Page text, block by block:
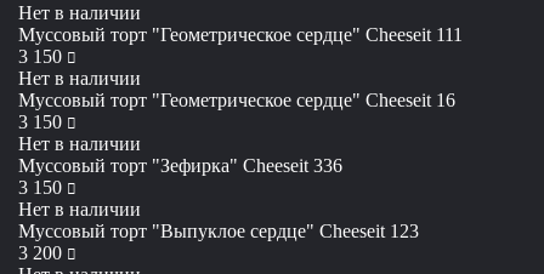
Нет в наличии
Муссовый торт "Геометрическое сердце" Cheeseit 111
3 150 руб
Нет в наличии
Муссовый торт "Геометрическое сердце" Cheeseit 16
3 150 руб
Нет в наличии
Муссовый торт "Зефирка" Cheeseit 336
3 150 руб
Нет в наличии
Муссовый торт "Выпуклое сердце" Cheeseit 123
3 200 руб